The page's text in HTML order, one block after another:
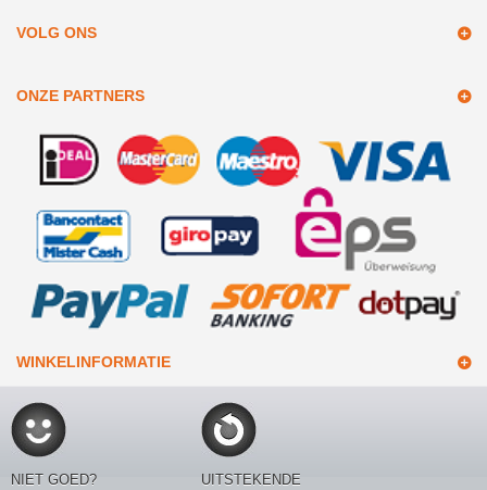
VOLG ONS
ONZE PARTNERS
WINKELINFORMATIE
NIET GOED?
UITSTEKENDE